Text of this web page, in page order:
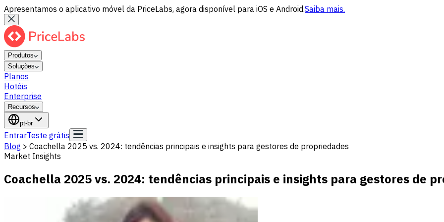
Apresentamos o aplicativo móvel da PriceLabs, agora disponível para iOS e Android.Saiba mais.
Produtos
Soluções
Planos
Hotéis
Enterprise
Recursos
pt-br
EntrarTeste grátis
Blog > Coachella 2025 vs. 2024: tendências principais e insights para gestores de propriedades
Market Insights
Coachella 2025 vs. 2024: tendências principais e insights para gestores de